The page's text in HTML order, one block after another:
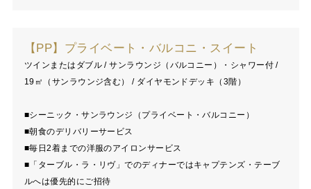
【PP】プライベート・バルコニ・スイート
ツインまたはダブル / サンラウンジ（バルコニー）・シャワー付 /
19㎡（サンラウンジ含む） / ダイヤモンドデッキ（3階）
■シーニック・サンラウンジ（プライベート・バルコニー）
■朝食のデリバリーサービス
■毎日2着までの洋服のアイロンサービス
■「ターブル・ラ・リヴ」でのディナーではキャプテンズ・テーブ
ルへは優先的にご招待